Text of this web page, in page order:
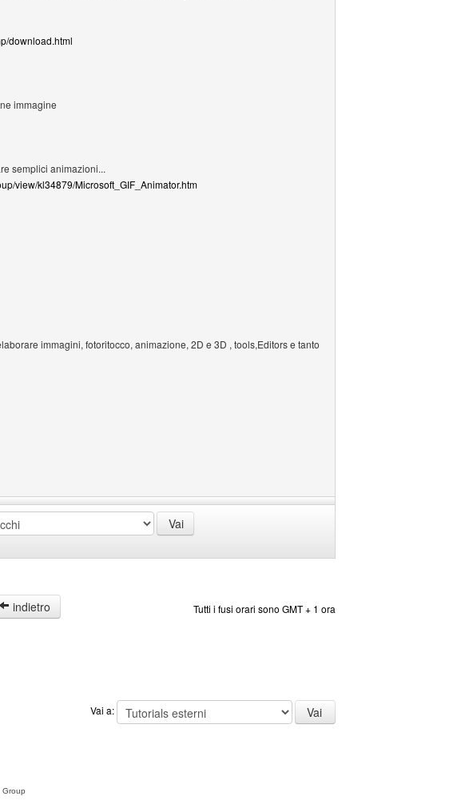
download.html
immagine
semplici animazioni...
view/kl34879/Microsoft_GIF_Animator.htm
immagini, fotoritocco, animazione, 2D e 3D , tools,Editors e tanto
indietro Tutti i fusi orari sono GMT + 1 ora
Vai a: